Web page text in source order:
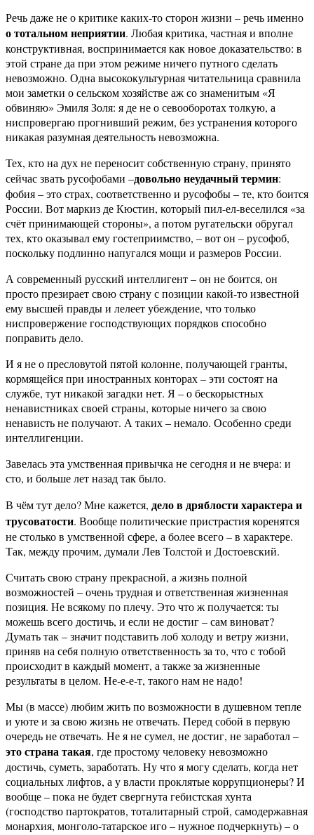
Речь даже не о критике каких-то сторон жизни – речь именно
о тотальном неприятии. Любая критика, частная и вполне
конструктивная, воспринимается как новое доказательство: в
этой стране да при этом режиме ничего путного сделать
невозможно. Одна высококультурная читательница сравнила
мои заметки о сельском хозяйстве аж со знаменитым «Я
обвиняю» Эмиля Золя: я де не о севооборотах толкую, а
ниспровергаю прогнивший режим, без устранения которого
никакая разумная деятельность невозможна.
Тех, кто на дух не переносит собственную страну, принято
сейчас звать русофобами –довольно неудачный термин:
фобия – это страх, соответственно и русофобы – те, кто боится
России. Вот маркиз де Кюстин, который пил-ел-веселился «за
счёт принимающей стороны», а потом ругательски обругал
тех, кто оказывал ему гостеприимство, – вот он – русофоб,
поскольку подлинно напугался мощи и размеров России.
А современный русский интеллигент – он не боится, он
просто презирает свою страну с позиции какой-то известной
ему высшей правды и лелеет убеждение, что только
ниспровержение господствующих порядков способно
поправить дело.
И я не о пресловутой пятой колонне, получающей гранты,
кормящейся при иностранных конторах – эти состоят на
службе, тут никакой загадки нет. Я – о бескорыстных
ненавистниках своей страны, которые ничего за свою
ненависть не получают. А таких – немало. Особенно среди
интеллигенции.
Завелась эта умственная привычка не сегодня и не вчера: и
сто, и больше лет назад так было.
В чём тут дело? Мне кажется, дело в дряблости характера и
трусоватости. Вообще политические пристрастия коренятся
не столько в умственной сфере, а более всего – в характере.
Так, между прочим, думали Лев Толстой и Достоевский.
Считать свою страну прекрасной, а жизнь полной
возможностей – очень трудная и ответственная жизненная
позиция. Не всякому по плечу. Это что ж получается: ты
можешь всего достичь, и если не достиг – сам виноват?
Думать так – значит подставить лоб холоду и ветру жизни,
приняв на себя полную ответственность за то, что с тобой
происходит в каждый момент, а также за жизненные
результаты в целом. Не-е-е-т, такого нам не надо!
Мы (в массе) любим жить по возможности в душевном тепле
и уюте и за свою жизнь не отвечать. Перед собой в первую
очередь не отвечать. Не я не сумел, не достиг, не заработал –
это страна такая, где простому человеку невозможно
достичь, суметь, заработать. Ну что я могу сделать, когда нет
социальных лифтов, а у власти проклятые коррупционеры? И
вообще – пока не будет свергнута гебистская хунта
(господство партократов, тоталитарный строй, самодержавная
монархия, монголо-татарское иго – нужное подчеркнуть) – о